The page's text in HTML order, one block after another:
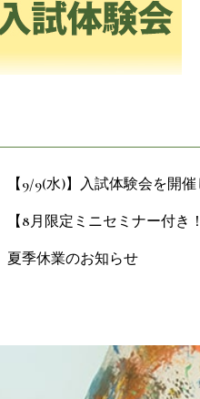
【9/9(水)】入試体験会を開
【8月限定ミニセミナー付
夏季休業のお知らせ